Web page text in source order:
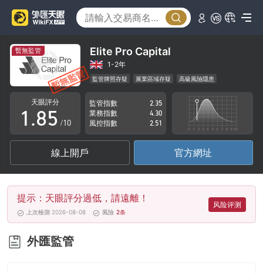
暫無監管 Elite Pro Capital
1-2年
監管牌照存疑 展業區域存疑 高級風險隱患
天眼評分
0
1
2
3
4
5
6
7
.
4
5
6
7
8
9
1
2
3
4
5
6
7
8
9
/10
監管指數
2.35
業務指數
4.30
風控指數
2.51
線上開戶 官方網址
提示：天眼評分過低，請遠離！
上次檢測 2026-08-08 風險 2条
风险评测
外匯監管